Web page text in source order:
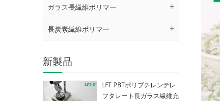
ガラス長繊維ポリマー
長炭素繊維ポリマー
新製品
LFT PBTポリブチレンテレ
フタレート長ガラス繊維充